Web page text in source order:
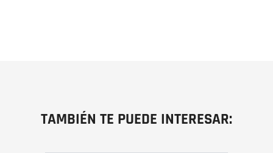
TAMBIÉN TE PUEDE INTERESAR: